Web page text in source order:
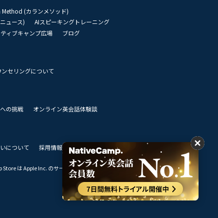
Method (カランメソッド)
ュース)
AIスピーキングトレーニング
ィブキャンプ広場
ブログ
ンセリングについて
の挑戦
オンライン英会話体験談
について 採用情報 私達のビジョン
は Apple Inc. のサービスマークです。